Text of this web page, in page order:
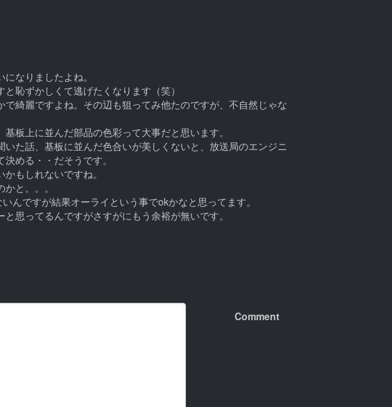
なりましたよね。
恥ずかしくて逃げたくなります（笑）
綺麗ですよね。その辺も狙ってみ他たのですが、不自然じゃな
板上に並んだ部品の色彩って大事だと思います。
た話、基板に並んだ色合いが美しくないと、放送局のエンジニ
める・・だそうです。
もしれないですね。
と。。。
んですが結果オーライという事でokかなと思ってます。
思ってるんですがさすがにもう余裕が無いです。
Comment